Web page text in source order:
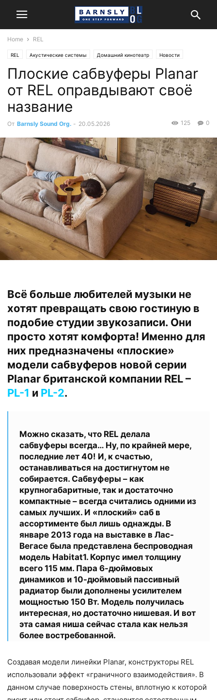
Home REL
REL Акустические системы Домашний кинотеатр Новости
Стерео
Плоские сабвуферы Planar
от REL оправдывают своё
название
От Barnsly Sound Org. - 20.05.2026 0
125
Всё больше любителей музыки не
хотят превращать свою гостиную в
подобие студии звукозаписи. Они
просто хотят комфорта! Именно для
них предназначены «плоские»
модели сабвуферов новой серии
Planar британской компании REL –
PL-1 и PL-2.
Можно сказать, что REL делала
сабвуферы всегда… Ну, по крайней мере,
последние лет 40! И, к счастью,
останавливаться на достигнутом не
собирается. Сабвуферы – как
крупногабаритные, так и достаточно
компактные – всегда считались одними из
самых лучших. И «плоский» саб в
ассортименте был лишь однажды. В
январе 2013 года на выставке в Лас-
Вегасе была представлена беспроводная
модель Habitat1. Корпус имел толщину
всего 115 мм. Пара 6-дюймовых
динамиков и 10-дюймовый пассивный
радиатор были дополнены усилителем
мощностью 150 Вт. Модель получилась
интересная, но достаточно нишевая. И вот
эта самая ниша сейчас стала как нельзя
более востребованной.
Создавая модели линейки Planar, конструкторы REL
использовали эффект «граничного взаимодействия». В
данном случае поверхность стены, вплотную к которой